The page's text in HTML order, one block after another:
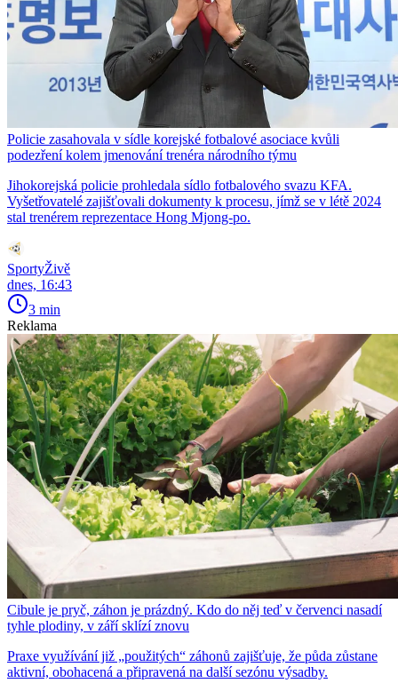
Policie zasahovala v sídle korejské fotbalové asociace kvůli
podezření kolem jmenování trenéra národního týmu
Jihokorejská policie prohledala sídlo fotbalového svazu KFA.
Vyšetřovatelé zajišťovali dokumenty k procesu, jímž se v létě 2024
stal trenérem reprezentace Hong Mjong-po.
SportyŽivě
dnes, 16:43
3 min
Reklama
Cibule je pryč, záhon je prázdný. Kdo do něj teď v červenci nasadí
tyhle plodiny, v září sklízí znovu
Praxe využívání již „použitých“ záhonů zajišťuje, že půda zůstane
aktivní, obohacená a připravená na další sezónu výsadby.